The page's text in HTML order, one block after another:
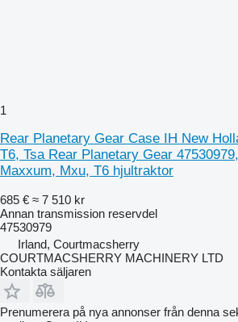
1
Rear Planetary Gear Case IH New
T6, Tsa Rear Planetary Gear
Maxxum, Mxu, T6 hjultraktor
685 € ≈ 7 510 kr
Annan transmission reservdel
47530979
Irland, Courtmacsherry
COURTMACSHERRY MACHINERY LTD
Kontakta säljaren
Prenumerera på nya annonser från denna